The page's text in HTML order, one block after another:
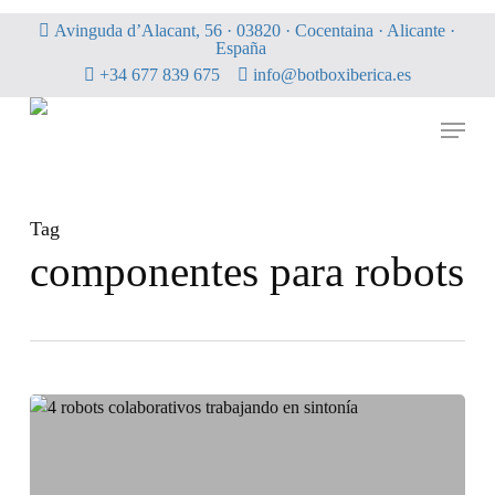
Skip
Avinguda d’Alacant, 56 · 03820 · Cocentaina · Alicante ·
España
+34 677 839 675
info@botboxiberica.es
Menu
Tag
componentes para robots
Botbox